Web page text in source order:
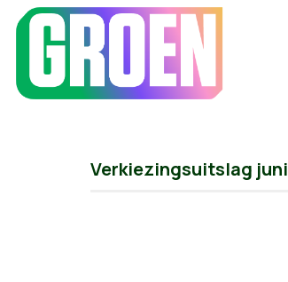
Verkiezingsuitslag juni